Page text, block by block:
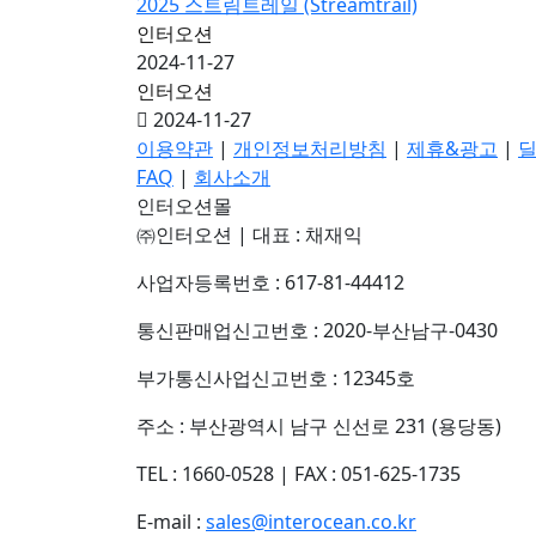
인터오션
2024-11-27
인터오션
2024-11-27
이용약관 | 개인정보처리방침 | 제휴&광고 |
FAQ | 회사소개
인터오션몰
㈜인터오션 | 대표 : 채재익
사업자등록번호 : 617-81-44412
통신판매업신고번호 : 2020-부산남구-0430
부가통신사업신고번호 : 12345호
주소 : 부산광역시 남구 신선로 231 (용당동)
TEL : 1660-0528 | FAX : 051-625-1735
E-mail : sales@interocean.co.kr